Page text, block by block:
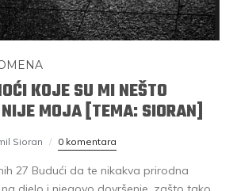
KOJE SU MI NEŠTO
MOJA [TEMA: SIORAN]
Sioran 0 komentara
27 Budući da te nikakva prirodna